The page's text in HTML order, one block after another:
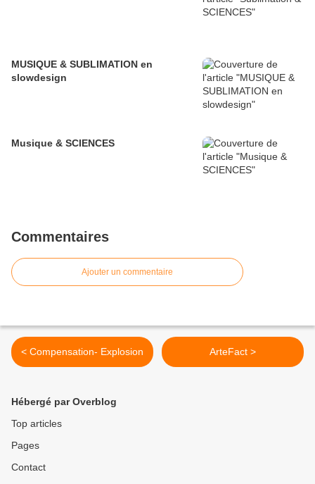
MUSIQUE & SUBLIMATION en
slowdesign
Musique & SCIENCES
Commentaires
Ajouter un commentaire
< Compensation- Explosion ArteFact >
Hébergé par Overblog
Top articles
Pages
Contact